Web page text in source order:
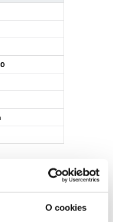
O cookies